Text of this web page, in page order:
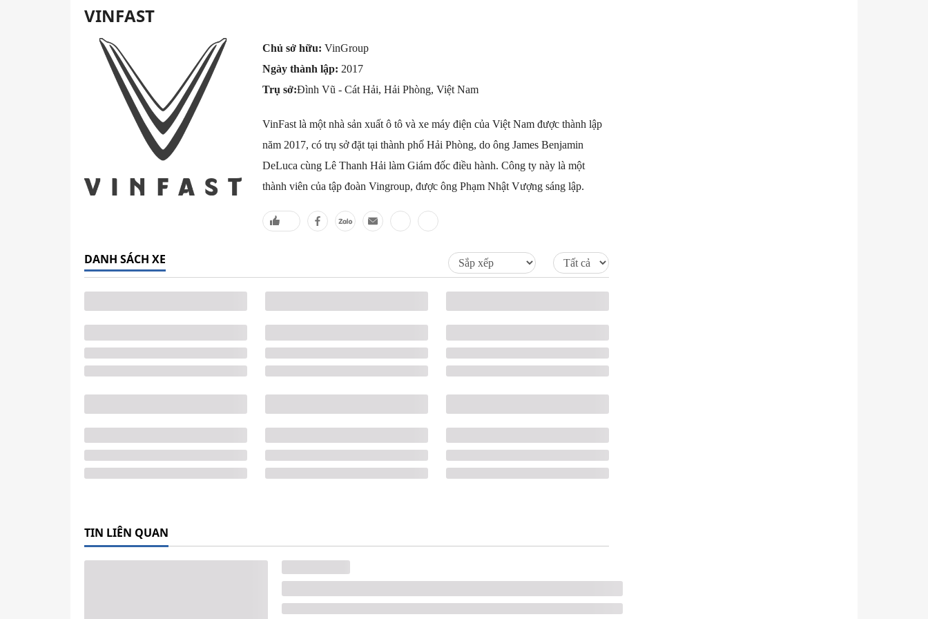
VINFAST
Chủ sở hữu: VinGroup
Ngày thành lập: 2017
Trụ sở:Đình Vũ - Cát Hải, Hải Phòng, Việt Nam
VinFast là một nhà sản xuất ô tô và xe máy điện của Việt Nam được thành lập
năm 2017, có trụ sở đặt tại thành phố Hải Phòng, do ông James Benjamin
DeLuca cùng Lê Thanh Hải làm Giám đốc điều hành. Công ty này là một
thành viên của tập đoàn Vingroup, được ông Phạm Nhật Vượng sáng lập.
DANH SÁCH XE
TIN LIÊN QUAN